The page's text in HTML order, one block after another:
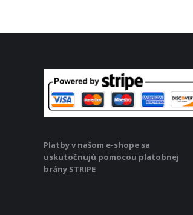
Platby v našom e-shope sa
uskutočnujú pomocou platobnej
brány STRIPE